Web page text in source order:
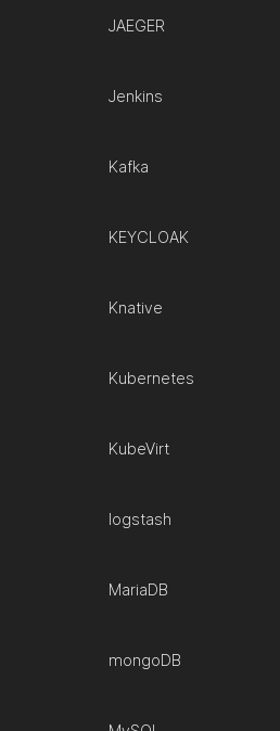
JAEGER
Jenkins
Kafka
KEYCLOAK
Knative
Kubernetes
KubeVirt
logstash
MariaDB
mongoDB